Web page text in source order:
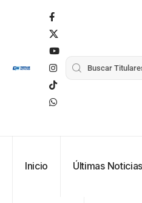
Inicio Últimas Noticias